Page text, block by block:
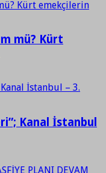
mü? Kürt
Kanal İstanbul